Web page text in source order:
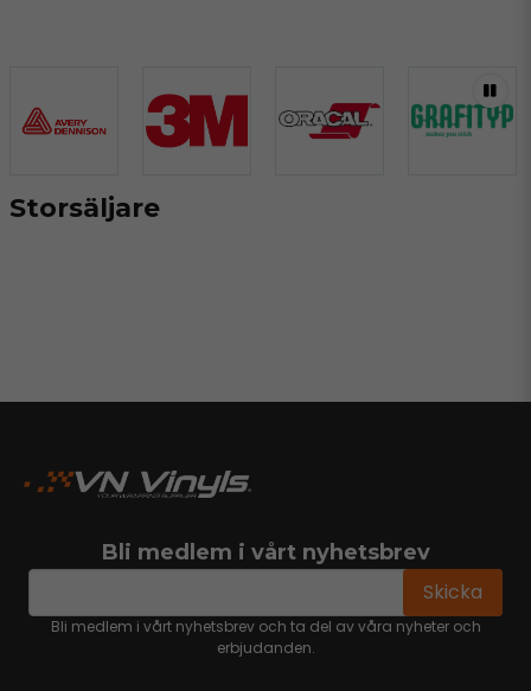
Storsäljare
Bli medlem i vårt nyhetsbrev
email Skicka
Bli medlem i vårt nyhetsbrev och ta del av våra nyheter och
erbjudanden.